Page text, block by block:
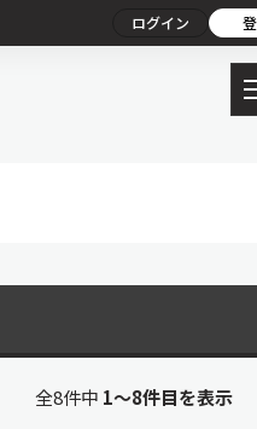
ログイン
全8件中 1〜8件目を表示